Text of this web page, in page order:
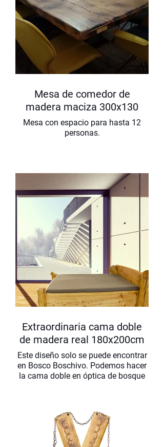
Mesa de comedor de
madera maciza 300x130
Mesa con espacio para hasta 12
personas.
Extraordinaria cama doble
de madera real 180x200cm
Este diseño solo se puede encontrar
en Bosco Boschivo. Podemos hacer
la cama doble en óptica de bosque
curvas naturales de los troncos de
los árboles transforma tu dormitorio
en una sala de exposición. Nosotros